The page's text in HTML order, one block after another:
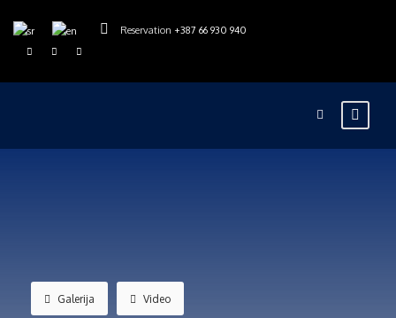
Reservation +387 66 930 940
Galerija Video